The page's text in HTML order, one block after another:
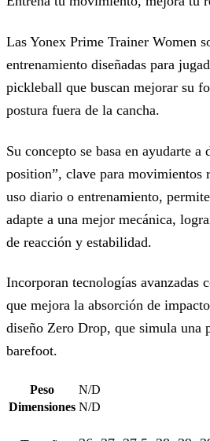
Las Yonex Prime Trainer Women
entrenamiento diseñadas para
pickleball que buscan mejorar su
postura fuera de la cancha.
Su concepto se basa en ayudarte
position”, clave para movimientos
uso diario o entrenamiento,
adapte a una mejor mecánica,
de reacción y estabilidad.
Incorporan tecnologías avanzadas
que mejora la absorción de
diseño Zero Drop, que simula una
barefoot.
Peso
N/D
Dimensiones N/D